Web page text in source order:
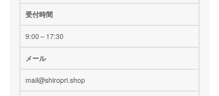
受付時間
9:00～17:30
メール
mail@shiropri.shop